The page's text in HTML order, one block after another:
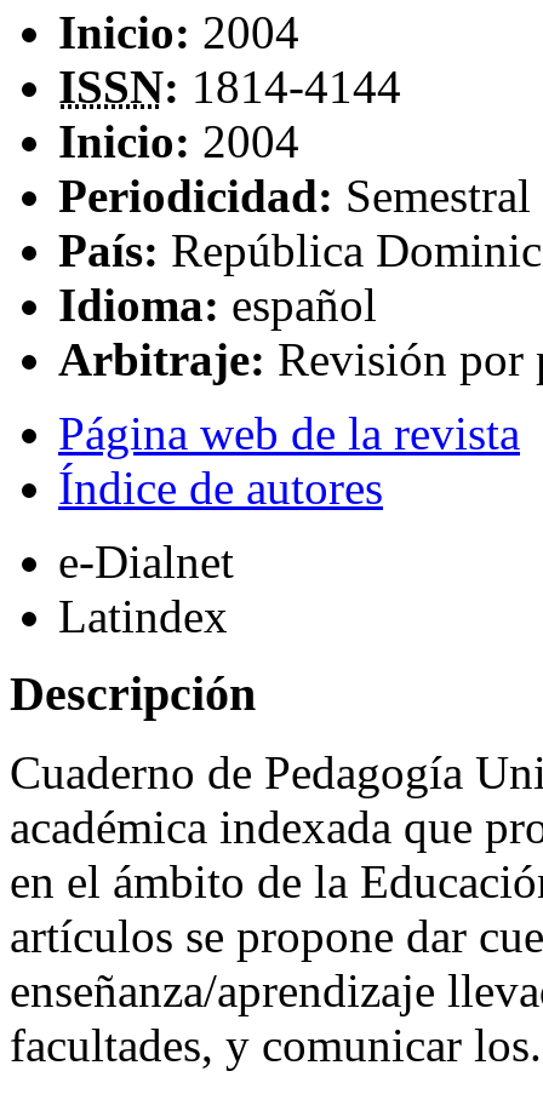
Inicio: 2004
ISSN: 1814-4144
Inicio: 2004
Periodicidad: Semestral
País: República
Idioma: español
Arbitraje: Revisión por
Página web de la revista
Índice de autores
e-Dialnet
Latindex
Descripción
Cuaderno de Pedagogía
académica indexada que
en el ámbito de la
artículos se propone dar
enseñanza/aprendizaje
facultades, y comunicar